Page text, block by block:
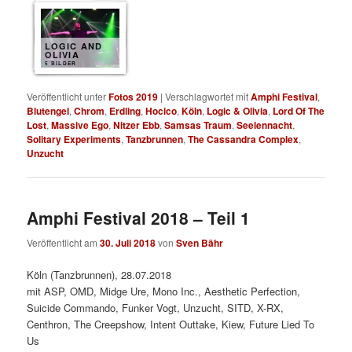
LOGIC AND
OLIVIA
5 BILDER
Veröffentlicht unterFotos 2019 |Verschlagwortet mitAmphi Festival,
Blutengel,Chrom, Erdling,Hocico,Köln, Logic & Olivia, Lord Of The
Lost,Massive Ego,Nitzer Ebb,Samsas Traum,Seelennacht,
Solitary Experiments,Tanzbrunnen,The Cassandra Complex,
Unzucht
Amphi Festival 2018 – Teil 1
Veröffentlicht am30. Juli 2018vonSven Bähr
Köln (Tanzbrunnen), 28.07.2018
mit ASP, OMD, Midge Ure, Mono Inc., Aesthetic Perfection,
Suicide Commando, Funker Vogt, Unzucht, SITD, X-RX,
Centhron, The Creepshow, Intent Outtake, Kiew, Future Lied To
Us